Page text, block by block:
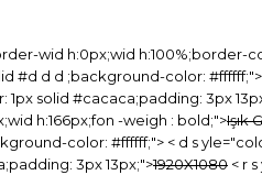
wid h:0px;wid
#d d d ;background-color:
1px solid #cacaca;padding: 3px
h:166px;fon -weigh : bold;">Işık
color: #ffffff;"> < d s
3px 13px;">1920X1080 < r